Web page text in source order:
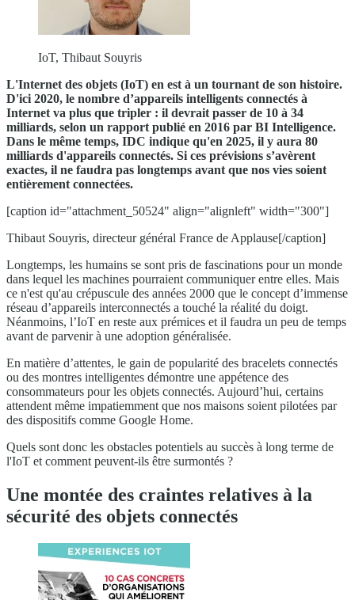
IoT, Thibaut Souyris
L'Internet des objets (IoT) en est à un tournant de son histoire.
D'ici 2020, le nombre d’appareils intelligents connectés à
Internet va plus que tripler : il devrait passer de 10 à 34
milliards, selon un rapport publié en 2016 par BI Intelligence.
Dans le même temps, IDC indique qu'en 2025, il y aura 80
milliards d'appareils connectés. Si ces prévisions s’avèrent
exactes, il ne faudra pas longtemps avant que nos vies soient
entièrement connectées.
[caption id="attachment_50524" align="alignleft" width="300"]
Thibaut Souyris, directeur général France de Applause[/caption]
Longtemps, les humains se sont pris de fascinations pour un monde
dans lequel les machines pourraient communiquer entre elles. Mais
ce n'est qu'au crépuscule des années 2000 que le concept d’immense
réseau d’appareils interconnectés a touché la réalité du doigt.
Néanmoins, l’IoT en reste aux prémices et il faudra un peu de temps
avant de parvenir à une adoption généralisée.
En matière d’attentes, le gain de popularité des bracelets connectés
ou des montres intelligentes démontre une appétence des
consommateurs pour les objets connectés. Aujourd’hui, certains
attendent même impatiemment que nos maisons soient pilotées par
des dispositifs comme Google Home.
Quels sont donc les obstacles potentiels au succès à long terme de
l'IoT et comment peuvent-ils être surmontés ?
Une montée des craintes relatives à la
sécurité des objets connectés